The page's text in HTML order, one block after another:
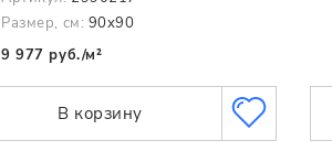
Размер, см: 90x90
9 977 руб./м²
В корзину